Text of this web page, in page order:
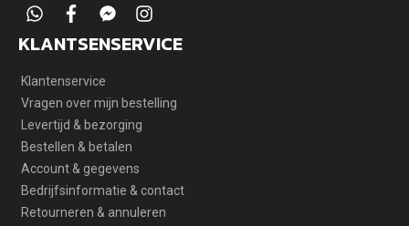
whatsappfacebook
facebook-instagram
KLANTSENSERVICE
Klantenservice
Vragen over mijn bestelling
Levertijd & bezorging
Bestellen & betalen
Account & gegevens
Bedrijfsinformatie & contact
Retourneren & annuleren